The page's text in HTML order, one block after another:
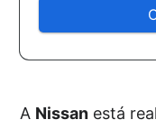
A Nissan está